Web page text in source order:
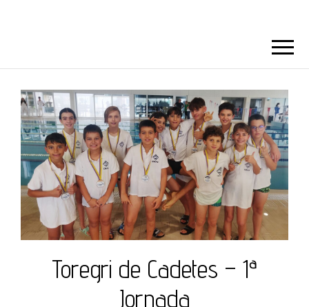
Toregri de Cadetes – 1ª
Jornada